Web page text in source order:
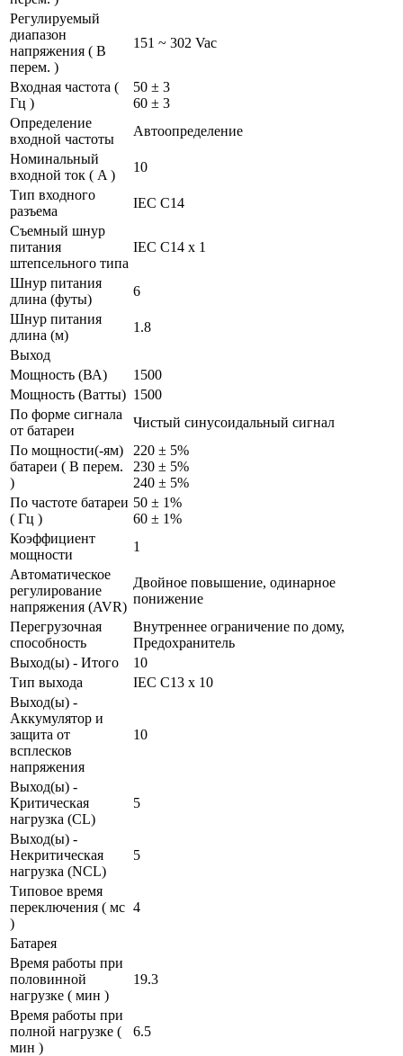
Регулируемый
диапазон
напряжения ( В
перем. )
151 ~ 302 Vac
Входная частота (
Гц )
50 ± 3
60 ± 3
Определение
входной частоты
Автоопределение
Номинальный
входной ток ( A )
10
Тип входного
разъема
IEC C14
Съемный шнур
питания
штепсельного типа
IEC C14 x 1
Шнур питания
длина (футы)
6
Шнур питания
длина (м)
1.8
Выход
Мощность (ВА)
1500
Мощность (Ватты) 1500
По форме сигнала
от батареи
Чистый синусоидальный сигнал
По мощности(-ям)
батареи ( В перем.
)
220 ± 5%
230 ± 5%
240 ± 5%
По частоте батареи
( Гц )
50 ± 1%
60 ± 1%
Коэффициент
мощности
1
Автоматическое
регулирование
напряжения (AVR)
Двойное повышение, одинарное
понижение
Перегрузочная
способность
Внутреннее ограничение по дому,
Предохранитель
Выход(ы) - Итого
10
Тип выхода
IEC C13 x 10
Выход(ы) -
Аккумулятор и
защита от
всплесков
напряжения
10
Выход(ы) -
Критическая
нагрузка (CL)
5
Выход(ы) -
Некритическая
нагрузка (NCL)
5
Типовое время
переключения ( мс
)
4
Батарея
Время работы при
половинной
нагрузке ( мин )
19.3
Время работы при
полной нагрузке (
мин )
6.5